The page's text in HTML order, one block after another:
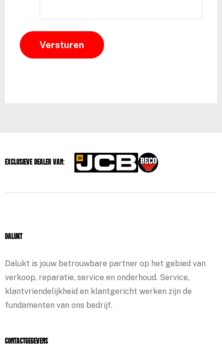
Exclusieve dealer van:
Dalukt
Dalukt is jouw betrouwbare partner op het gebied van
verkoop, reparatie, service en onderhoud. Service,
klantvriendelijkheid en klantgericht werken zijn de
fundamenten van ons bedrijf.
Contactgegevens